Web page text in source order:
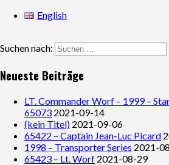
English
Suchen nach:
Neueste Beiträge
LT. Commander Worf – 1999 –
65073 2021-09-14
(kein Titel) 2021-09-06
65422 – Captain Jean-Luc Picard
1998 – Transporter Series 2021-
65423 – Lt. Worf 2021-08-29